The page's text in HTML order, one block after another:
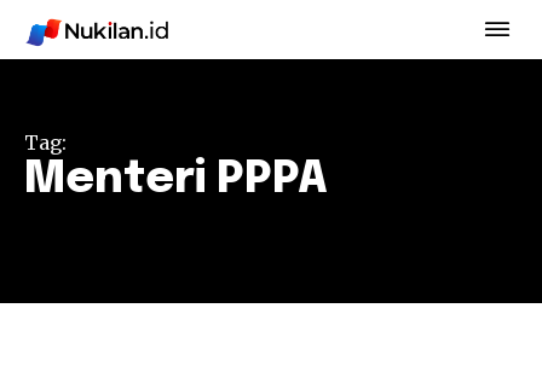
Tag:
Menteri PPPA